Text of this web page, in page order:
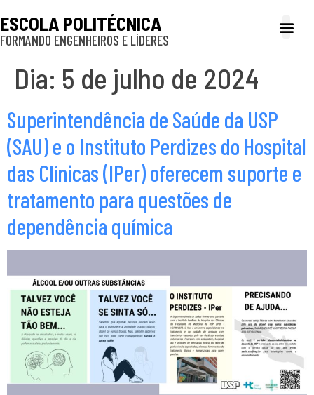
ESCOLA POLITÉCNICA
FORMANDO ENGENHEIROS E LÍDERES
Dia: 5 de julho de 2024
Superintendência de Saúde da USP
(SAU) e o Instituto Perdizes do Hospital
das Clínicas (IPer) oferecem suporte e
tratamento para questões de
dependência química